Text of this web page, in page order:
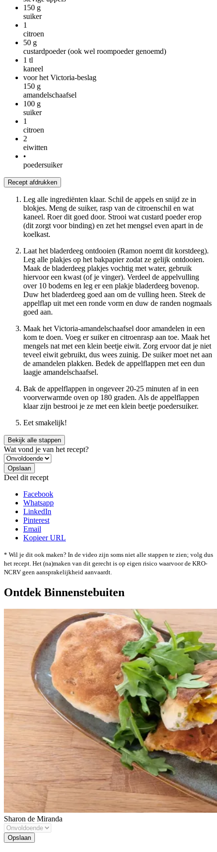
150 g
suiker
1
citroen
50 g
custardpoeder (ook wel roompoeder genoemd)
1 tl
kaneel
voor het Victoria-beslag
150 g
amandelschaafsel
100 g
suiker
1
citroen
2
eiwitten
•
poedersuiker
Recept afdrukken
Leg alle ingrediënten klaar. Schil de appels en snijd ze in
blokjes. Meng de suiker, rasp van de citroenschil en wat
kaneel. Roer dit goed door. Strooi wat custard poeder erop
(dit zorgt voor binding) en zet het mengsel even apart in de
koelkast.
Laat het bladerdeeg ontdooien (Ramon noemt dit korstdeeg).
Leg alle plakjes op het bakpapier zodat ze gelijk ontdooien.
Maak de bladerdeeg plakjes vochtig met water, gebruik
hiervoor een kwast (of je vinger). Verdeel de appelvulling
over 10 bodems en leg er een plakje bladerdeeg bovenop.
Duw het bladerdeeg goed aan om de vulling heen. Steek de
appelflap uit met een ronde vorm en duw de randen nogmaals
goed aan.
Maak het Victoria-amandelschaafsel door amandelen in een
kom te doen. Voeg er suiker en citroenrasp aan toe. Maak het
mengels nat met een klein beetje eiwit. Zorg ervoor dat je niet
teveel eiwit gebruikt, dus wees zuinig. De suiker moet net aan
de amandelen plakken. Bedek de appelflappen met een dun
laagje amandelschaafsel.
Bak de appelflappen in ongeveer 20-25 minuten af in een
voorverwarmde oven op 180 graden. Als de appelflappen
klaar zijn bestrooi je ze met een klein beetje poedersuiker.
Eet smakelijk!
Bekijk alle stappen
Wat vond je van het recept?
Deel dit recept
Facebook
Whatsapp
LinkedIn
Pinterest
Email
Kopieer URL
* Wil je dit ook maken? In de video zijn soms niet alle stappen te zien; volg dus
het recept. Het (na)maken van dit gerecht is op eigen risico waarvoor de KRO-
NCRV geen aansprakelijkheid aanvaardt.
Ontdek Binnenstebuiten
Sharon de Miranda